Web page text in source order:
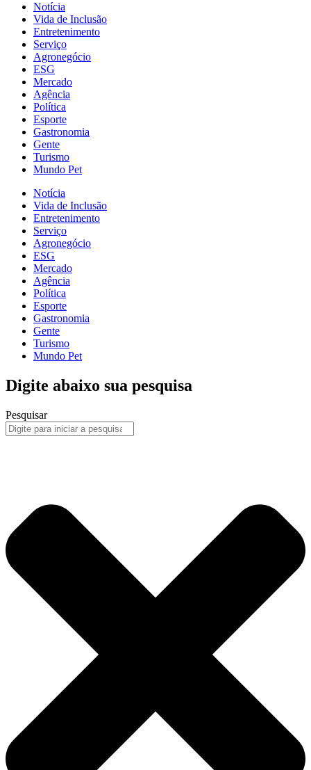
Notícia
Vida de Inclusão
Entretenimento
Serviço
Agronegócio
ESG
Mercado
Agência
Política
Esporte
Gastronomia
Gente
Turismo
Mundo Pet
Notícia
Vida de Inclusão
Entretenimento
Serviço
Agronegócio
ESG
Mercado
Agência
Política
Esporte
Gastronomia
Gente
Turismo
Mundo Pet
Digite abaixo sua pesquisa
Pesquisar